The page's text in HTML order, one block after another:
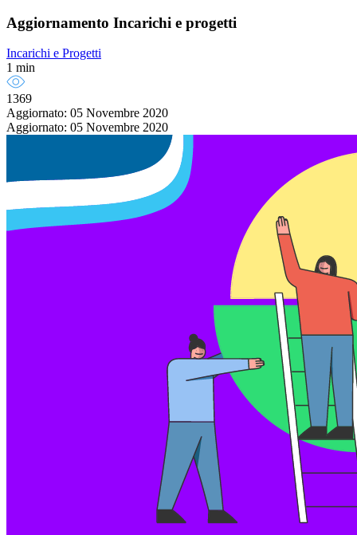
Aggiornamento Incarichi e progetti
Incarichi e Progetti
1 min
1369
Aggiornato: 05 Novembre 2020
Aggiornato: 05 Novembre 2020